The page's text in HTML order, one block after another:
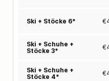
Ski + Stöcke 6* €
Ski + Schuhe +
Stöcke 3*
€
Ski + Schuhe +
Stöcke 4*
€